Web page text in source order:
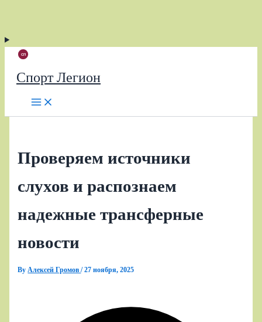
Спорт Легион
Проверяем источники
слухов и распознаем
надежные трансферные
новости
ByАлексей Громов/27 ноября, 2025